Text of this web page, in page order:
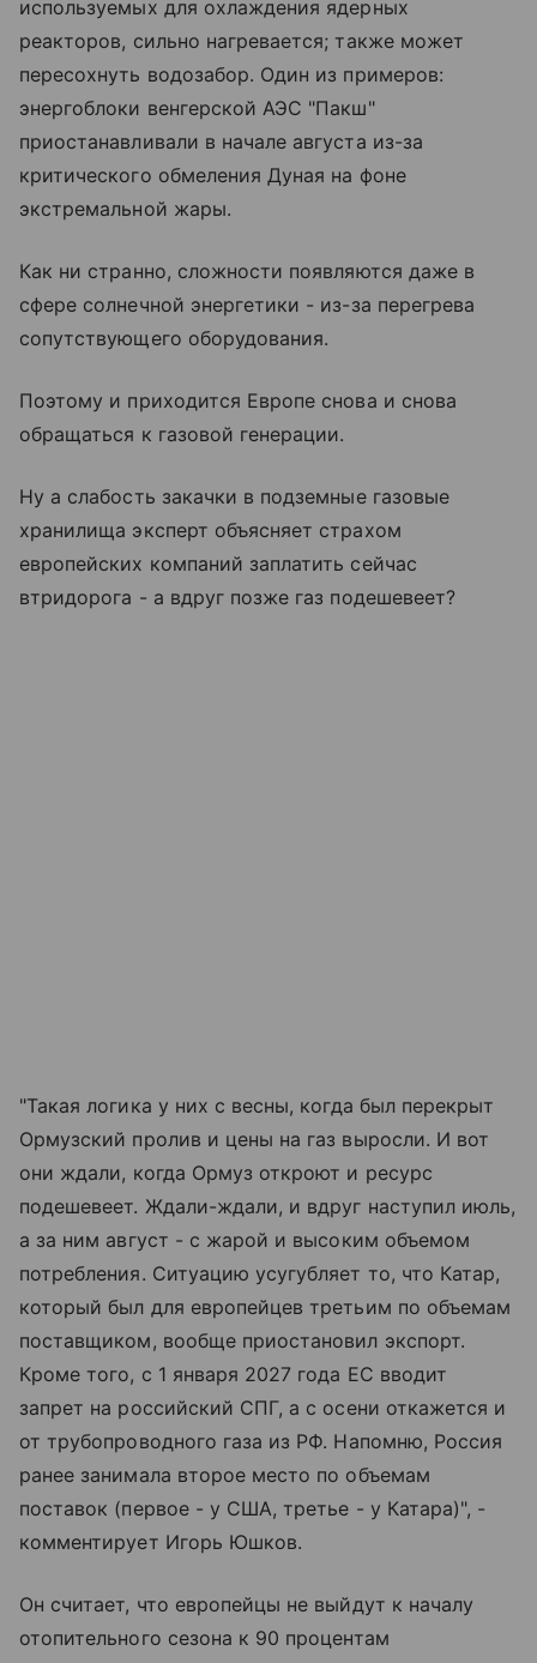
используемых для охлаждения ядерных
реакторов, сильно нагревается; также может
пересохнуть водозабор. Один из примеров:
энергоблоки венгерской АЭС "Пакш"
приостанавливали в начале августа из-за
критического обмеления Дуная на фоне
экстремальной жары.
Как ни странно, сложности появляются даже в
сфере солнечной энергетики - из-за перегрева
сопутствующего оборудования.
Поэтому и приходится Европе снова и снова
обращаться к газовой генерации.
Ну а слабость закачки в подземные газовые
хранилища эксперт объясняет страхом
европейских компаний заплатить сейчас
втридорога - а вдруг позже газ подешевеет?
"Такая логика у них с весны, когда был перекрыт
Ормузский пролив и цены на газ выросли. И вот
они ждали, когда Ормуз откроют и ресурс
подешевеет. Ждали-ждали, и вдруг наступил июль,
а за ним август - с жарой и высоким объемом
потребления. Ситуацию усугубляет то, что Катар,
который был для европейцев третьим по объемам
поставщиком, вообще приостановил экспорт.
Кроме того, с 1 января 2027 года ЕС вводит
запрет на российский СПГ, а с осени откажется и
от трубопроводного газа из РФ. Напомню, Россия
ранее занимала второе место по объемам
поставок (первое - у США, третье - у Катара)", -
комментирует Игорь Юшков.
Он считает, что европейцы не выйдут к началу
отопительного сезона к 90 процентам